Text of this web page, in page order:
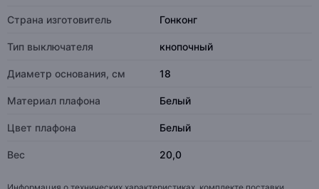
Страна изготовитель Гонконг
Тип выключателя кнопочный
Диаметр основания, см 18
Материал плафона Белый
Цвет плафона Белый
Вес 20,0